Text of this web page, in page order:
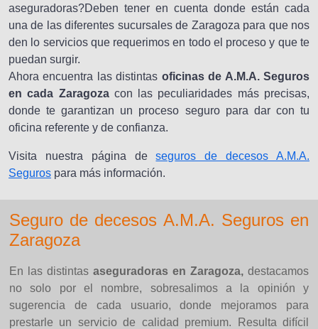
aseguradoras?Deben tener en cuenta donde están cada
una de las diferentes sucursales de Zaragoza para que nos
den lo servicios que requerimos en todo el proceso y que te
puedan surgir.
Ahora encuentra las distintas oficinas de A.M.A. Seguros
en cada Zaragozacon las peculiaridades más precisas,
donde te garantizan un proceso seguro para dar con tu
oficina referente y de confianza.
Visita nuestra página deseguros de decesos A.M.A.
Seguros para más información.
Seguro de decesos A.M.A. Seguros en
Zaragoza
En las distintas aseguradoras en Zaragoza, destacamos
no solo por el nombre, sobresalimos a la opinión y
sugerencia de cada usuario, donde mejoramos para
prestarle un servicio de calidad premium. Resulta difícil